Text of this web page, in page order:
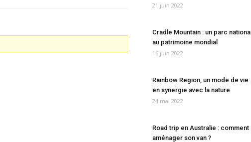
21 juin 2022
Cradle Mountain : un parc national
au patrimoine mondial
16 juin 2022
Rainbow Region, un mode de vie
en synergie avec la nature
24 mai 2022
Road trip en Australie : comment
aménager son van ?